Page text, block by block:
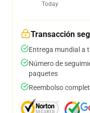
Today
Transacción
Entrega mundial a
Número de
paquetes
Reembolso